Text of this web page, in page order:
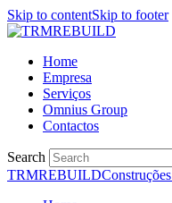
Skip to contentSkip to footer
Home
Empresa
Serviços
Omnius Group
Contactos
Search
TRMREBUILDConstruções